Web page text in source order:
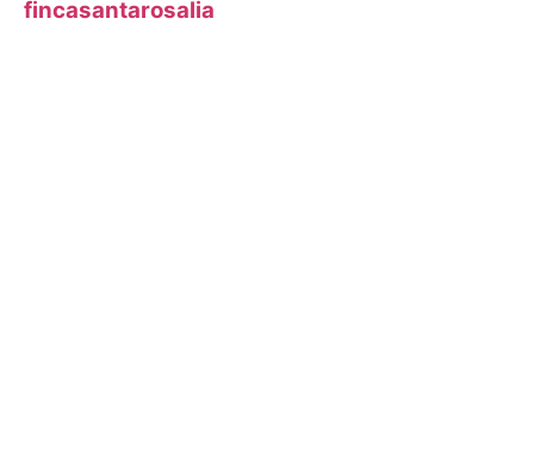
fincasantarosalia